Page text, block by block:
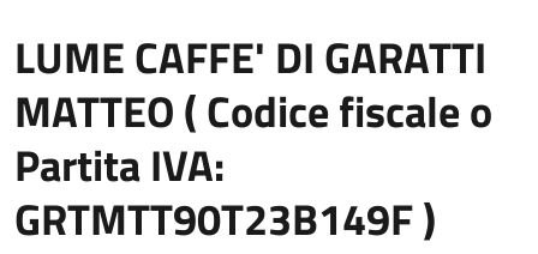
LUME CAFFE' DI GARATTI
MATTEO( Codice fiscale o
Partita IVA:
GRTMTT90T23B149F )